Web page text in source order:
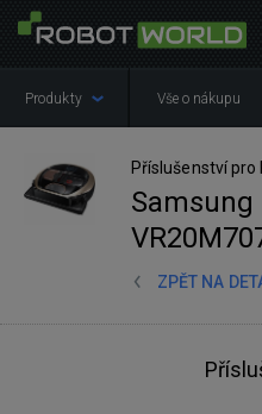
Produkty Vše o nákupu
Příslušenství pro
Samsung
ZPĚT NA